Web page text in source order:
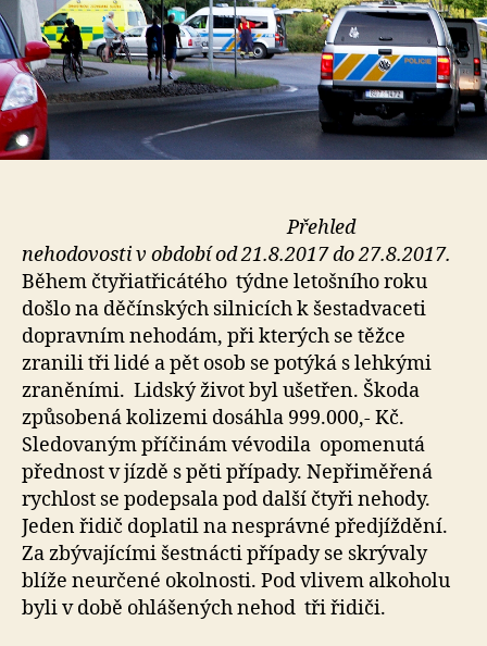
Přehled
nehodovosti v období od 21.8.2017 do 27.8.2017.
Během čtyřiatřicátého týdne letošního roku
došlo na děčínských silnicích k šestadvaceti
dopravním nehodám, při kterých se těžce
zranili tři lidé a pět osob se potýká s lehkými
zraněními. Lidský život byl ušetřen. Škoda
způsobená kolizemi dosáhla 999.000,- Kč.
Sledovaným příčinám vévodila opomenutá
přednost v jízdě s pěti případy. Nepřiměřená
rychlost se podepsala pod další čtyři nehody.
Jeden řidič doplatil na nesprávné předjíždění.
Za zbývajícími šestnácti případy se skrývaly
blíže neurčené okolnosti. Pod vlivem alkoholu
byli v době ohlášených nehod tři řidiči.